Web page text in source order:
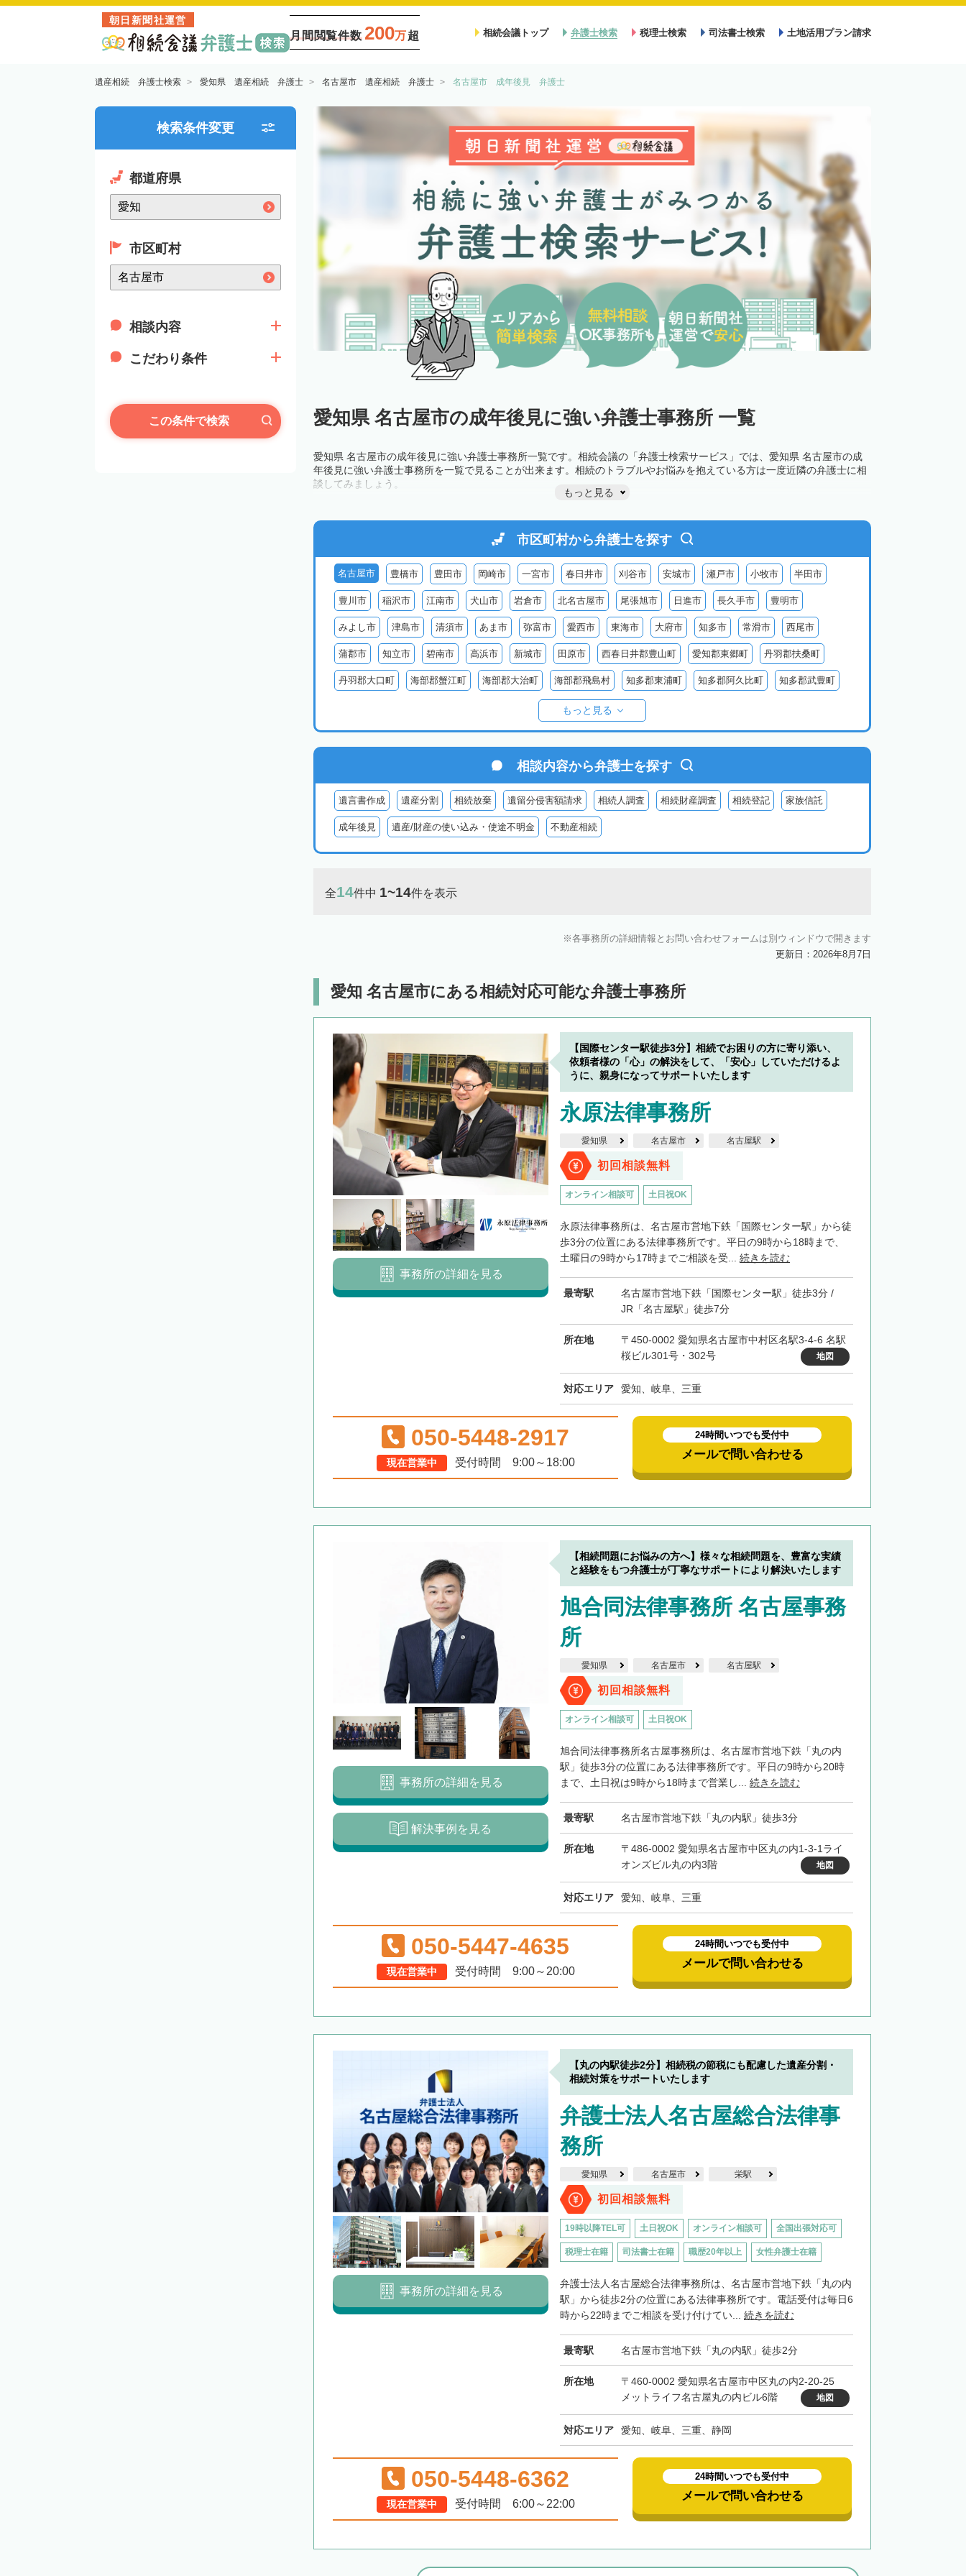
朝日新聞社運営
月間閲覧件数 200万超 相続会議トップ 弁護士検索 税理士検索 司法書士検索 土地活用プラン請求
遺産相続 弁護士検索 愛知県 遺産相続 弁護士 名古屋市 遺産相続 弁護士 名古屋市 成年後見 弁護士
検索条件変更
都道府県
市区町村
相談内容
こだわり条件
この条件で検索 愛知県 名古屋市の成年後見に強い弁護士事務所 一覧
愛知県 名古屋市の成年後見に強い弁護士事務所一覧です。相続会議の「弁護士検索サービス」では、愛知県 名古屋市の成
年後見に強い弁護士事務所を一覧で見ることが出来ます。相続のトラブルやお悩みを抱えている方は一度近隣の弁護士に相
談してみましょう。
もっと見る
市区町村から弁護士を探す
名古屋市 豊橋市 豊田市 岡崎市 一宮市 春日井市 刈谷市 安城市 瀬戸市 小牧市 半田市
豊川市 稲沢市 江南市 犬山市 岩倉市 北名古屋市 尾張旭市 日進市 長久手市 豊明市
みよし市 津島市 清須市 あま市 弥富市 愛西市 東海市 大府市 知多市 常滑市 西尾市
蒲郡市 知立市 碧南市 高浜市 新城市 田原市 西春日井郡豊山町 愛知郡東郷町 丹羽郡扶桑町
丹羽郡大口町 海部郡蟹江町 海部郡大治町 海部郡飛島村 知多郡東浦町 知多郡阿久比町 知多郡武豊町
北設楽郡設楽町
もっと見る
相談内容から弁護士を探す
遺言書作成 遺産分割 相続放棄 遺留分侵害額請求 相続人調査 相続財産調査 相続登記 家族信託
成年後見 遺産/財産の使い込み・使途不明金 不動産相続
全14件中 1~14件を表示
各事務所の詳細情報とお問い合わせフォームは別ウィンドウで開きます
更新日：2026年8月7日
愛知 名古屋市にある相続対応可能な弁護士事務所
【国際センター駅徒歩3分】相続でお困りの方に寄り添い、
依頼者様の「心」の解決をして、「安心」していただけるよ
うに、親身になってサポートいたします
永原法律事務所
愛知県 名古屋市 名古屋駅
初回相談無料
オンライン相談可 土日祝OK
永原法律事務所は、名古屋市営地下鉄「国際センター駅」から徒
歩3分の位置にある法律事務所です。平日の9時から18時まで、
土曜日の9時から17時までご相談を受... 続きを読む
最寄駅
名古屋市営地下鉄「国際センター駅」徒歩3分 /
JR「名古屋駅」徒歩7分
所在地
〒450-0002 愛知県名古屋市中村区名駅3-4-6 名駅
桜ビル301号・302号
地図
対応エリア 愛知、岐阜、三重
事務所の詳細を見る
050-5448-2917
現在営業中 受付時間 9:00～18:00
24時間いつでも受付中
メールで問い合わせる
【相続問題にお悩みの方へ】様々な相続問題を、豊富な実績
と経験をもつ弁護士が丁寧なサポートにより解決いたします
旭合同法律事務所 名古屋事務
所
愛知県 名古屋市 名古屋駅
初回相談無料
オンライン相談可 土日祝OK
旭合同法律事務所名古屋事務所は、名古屋市営地下鉄「丸の内
駅」徒歩3分の位置にある法律事務所です。平日の9時から20時
まで、土日祝は9時から18時まで営業し... 続きを読む
最寄駅 名古屋市営地下鉄「丸の内駅」徒歩3分
所在地
〒486-0002 愛知県名古屋市中区丸の内1-3-1ライ
オンズビル丸の内3階
地図
対応エリア 愛知、岐阜、三重
事務所の詳細を見る
解決事例を見る
050-5447-4635
現在営業中 受付時間 9:00～20:00
24時間いつでも受付中
メールで問い合わせる
【丸の内駅徒歩2分】相続税の節税にも配慮した遺産分割・
相続対策をサポートいたします
弁護士法人名古屋総合法律事
務所
愛知県 名古屋市 栄駅
初回相談無料
19時以降TEL可 土日祝OK オンライン相談可 全国出張対応可
税理士在籍 司法書士在籍 職歴20年以上 女性弁護士在籍
弁護士法人名古屋総合法律事務所は、名古屋市営地下鉄「丸の内
駅」から徒歩2分の位置にある法律事務所です。電話受付は毎日6
時から22時までご相談を受け付けてい... 続きを読む
最寄駅 名古屋市営地下鉄「丸の内駅」徒歩2分
所在地
〒460-0002 愛知県名古屋市中区丸の内2-20-25
メットライフ名古屋丸の内ビル6階
地図
対応エリア 愛知、岐阜、三重、静岡
事務所の詳細を見る
050-5448-6362
現在営業中 受付時間 6:00～22:00
24時間いつでも受付中
メールで問い合わせる